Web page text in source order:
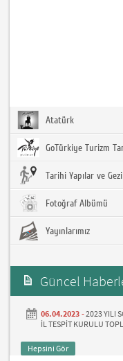
Atatürk
GoTürkiye Turizm
Tarihi Yapılar ve
Fotoğraf Albümü
Yayınlarımız
Güncel
06.04.2023 -2023 YILI
İL TESPİT KURULU
Hepsini Gör